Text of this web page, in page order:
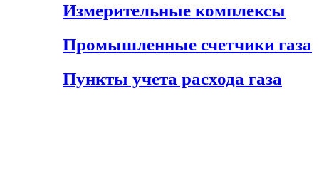
Измерительные комплексы
Промышленные счетчики газа
Пункты учета расхода газа